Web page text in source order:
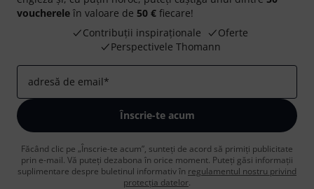
voucherele în valoare de 50 € fiecare!
Contribuții inspiraționale
Oferte
Perspectivele Thomann
adresă de email*
Înscrie-te acum
Făcând clic pe „Înscrie-te acum”, sunteți de acord să primiți publicitate
prin e-mail. Vă puteți dezabona în orice moment. Puteți găsi informații
suplimentare despre buletinul informativ în regulamentul nostru privind
protecția datelor.